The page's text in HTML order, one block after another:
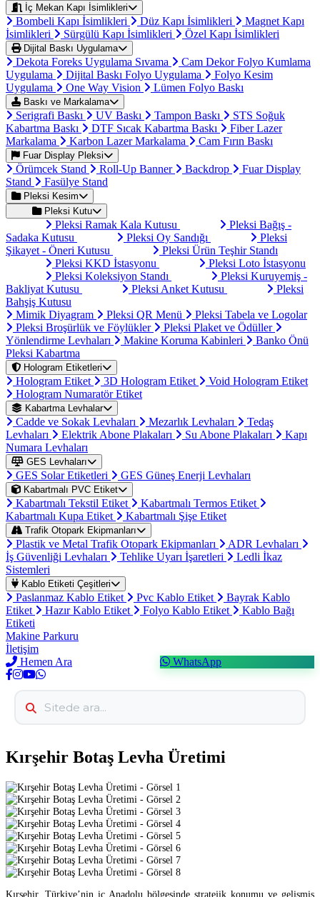
İç Mekan Kapı İsimlikleri
Bombeli Kapı İsimlikleri Düz Kapı İsimlikleri
Magnet Kapı
İsimlikleri
Sürgülü Kapı İsimlikleri Özel Kapı İsimlikleri
Dijital Baskı Uygulama
Dekota Foreks Uygulama Sıvama
Cam Dekor Folyo Kumlama
Uygulama
Dijital Baskı Folyo Uygulama
Folyo Kesim
Uygulama
One Way Vision Lümen Folyo Baskı
Baskı ve Markalama
Serigrafi Baskı UV Baskı Tampon Baskı
STS Soğuk
Kabartma Baskı
DTF Sıcak Kabartma Baskı
Fiber Lazer
Markalama
Karbon Lazer Markalama Cam Fırın Baskı
Fuar Display Pleksi
Örümcek Stand Roll-Up Banner Backdrop
Fuar Display
Stand
Fasülye Stand
Pleksi Kesim
Pleksi Kutu
Pleksi Ramak Kala Kutusu
Pleksi Bağış -
Sadaka Kutusu
Pleksi Oy Sandığı
Pleksi
Şikayet - Öneri Kutusu
Pleksi Ürün Teşhir Standı
Pleksi KKD İstasyonu
Pleksi Loto İstasyonu
Pleksi Koleksiyon Standı
Pleksi Kuruyemiş -
Bakliyat Kutusu
Pleksi Anket Kutusu
Pleksi
Bahşiş Kutusu
Mimik Diyagram
Pleksi QR Menü
Pleksi Tabela ve Logolar
Pleksi Broşürlük ve Föylükler
Pleksi Plaket ve Ödüller
Yönlendirme Levhaları
Makine Koruma Kabinleri
Banko Önü
Pleksi Kabartma
Hologram Etiketleri
Hologram Etiket 3D Hologram Etiket
Void Hologram Etiket
Hologram Numaratör Etiket
Kabartma Levhalar
Cadde ve Sokak Levhaları Mezarlık Levhaları
Tedaş
Levhaları
Elektrik Abone Plakaları Su Abone Plakaları
Kapı
Numara Levhaları
GES Levhaları
GES Solar Etiketleri GES Güneş Enerji Levhaları
Kabartmalı PVC Etiket
Kabartmalı Tekstil Etiket
Kabartmalı Termos Etiket
Kabartmalı Kupa Etiket
Kabartmalı Şişe Etiket
Trafik Otopark Ekipmanları
Plastik ve Metal Trafik Otopark Ekipmanları
ADR Levhaları
İş Güvenliği Levhaları
Tehlike Uyarı İşaretleri
Ledli İkaz
Sistemleri
Kablo Etiketi Çeşitleri
Paslanmaz Kablo Etiket Pvc Kablo Etiket
Bayrak Kablo
Etiket
Hazır Kablo Etiket Folyo Kablo Etiket
Kablo Bağı
Etiketi
Makine Parkuru
İletişim
Hemen Ara
WhatsApp
Kırşehir Botaş Levha Üretimi
Kırşehir, Türkiye’nin iç Anadolu bölgesinde stratejik konumu ve gelişmiş